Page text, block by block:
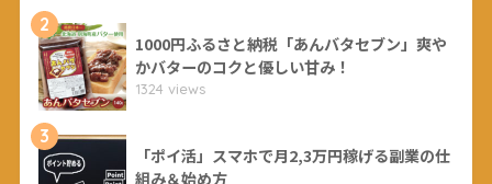
2
1000円ふるさと納税「あんバタセブン」爽や
かバターのコクと優しい甘み！
1324 views
3
「ポイ活」スマホで月2,3万円稼げる副業の仕
組み＆始め方